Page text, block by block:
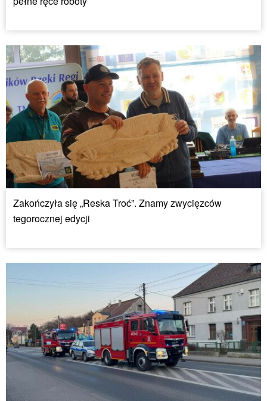
Zakończyła się „Reska Troć”. Znamy zwycięzców
tegorocznej edycji